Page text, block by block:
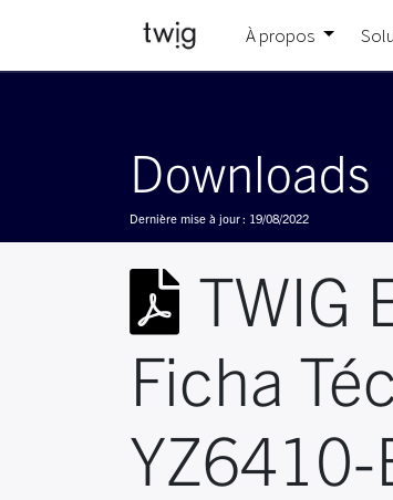
À propos
Downloads
Dernière mise à jour : 19/08/2022
TWIG
Ficha
YZ6410-